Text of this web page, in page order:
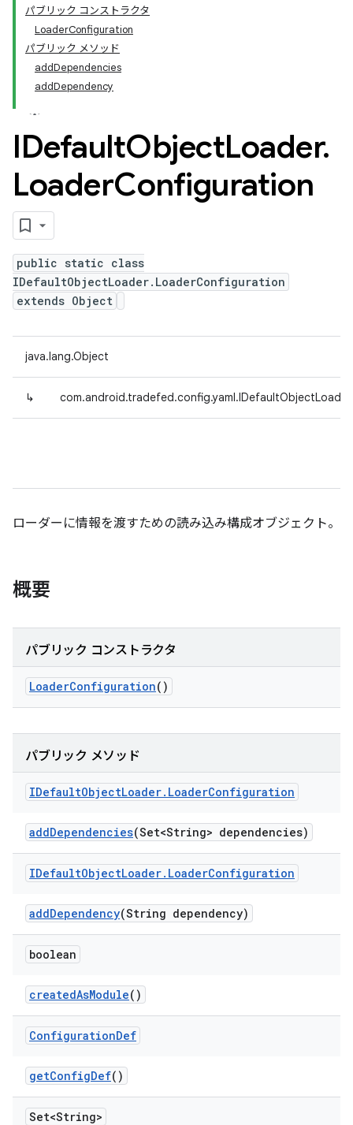
パブリック コンストラクタ
LoaderConfiguration
パブリック メソッド
addDependencies
addDependency
IDefaultObjectLoader.
LoaderConfiguration
public static class
IDefaultObjectLoader.LoaderConfiguration
extends Object
java.lang.Object
↳
ローダーに情報を渡すための読み込み構成オブジェクト。
概要
パブリック コンストラクタ
LoaderConfiguration()
パブリック メソッド
IDefaultObjectLoader. LoaderConfiguration
addDependencies(Set<String> dependencies)
IDefaultObjectLoader. LoaderConfiguration
addDependency(String dependency)
boolean
createdAsModule()
ConfigurationDef
getConfigDef()
Set<String>